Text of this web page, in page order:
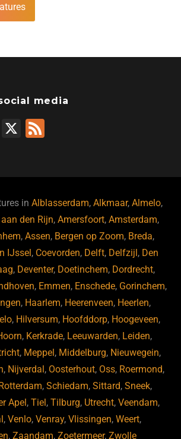
media
Li
X
inAlblasserdam,Alkmaar,Almelo,
den Rijn,Amersfoort,Amsterdam,
,Assen, Bergen op Zoom, Breda,
IJssel , Coevorden, Delft, Delfzijl , Den
, Deventer, Doetinchem, Dordrecht,
, Emmen, Enschede, Gorinchem,
, Haarlem, Heerenveen, Heerlen,
, Hilversum, Hoofddorp, Hoogeveen,
, Kerkrade, Leeuwarden, Leiden,
, Meppel , Middelburg, Nieuwegein,
, Nijverdal , Oosterhout, Oss, Roermond,
Rotterdam, Schiedam, Sittard, Sneek,
Apel ,Tiel ,Tilburg, Utrecht,Veendam,
,Venlo,Venray,Vlissingen,Weert,
,Zaandam,Zoetermeer,Zwolle